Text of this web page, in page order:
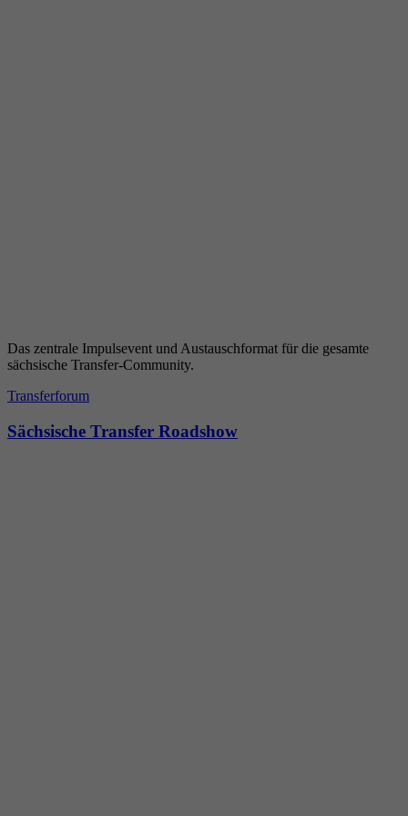
Das zentrale Impulsevent und Austauschformat für die gesamte
sächsische Transfer-Community.
Transferforum
Sächsische Transfer Roadshow